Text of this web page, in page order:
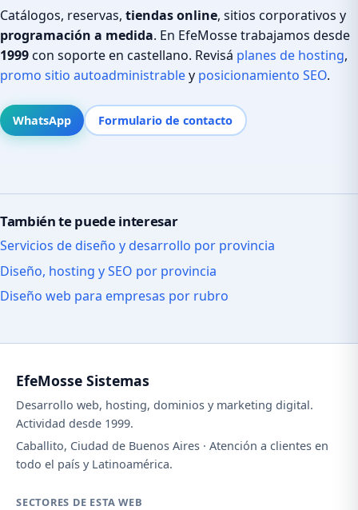
Catálogos, reservas, tiendas online, sitios corporativos y
programación a medida. En EfeMosse trabajamos desde
1999con soporte en castellano. Revisá planes de hosting,
promo sitio autoadministrabley posicionamiento SEO.
WhatsApp Formulario de contacto
También te puede interesar
Servicios de diseño y desarrollo por provincia
Diseño, hosting y SEO por provincia
Diseño web para empresas por rubro
EfeMosse Sistemas
Desarrollo web, hosting, dominios y marketing digital.
Actividad desde 1999.
Caballito, Ciudad de Buenos Aires · Atención a clientes en
todo el país y Latinoamérica.
SECTORES DE ESTA WEB